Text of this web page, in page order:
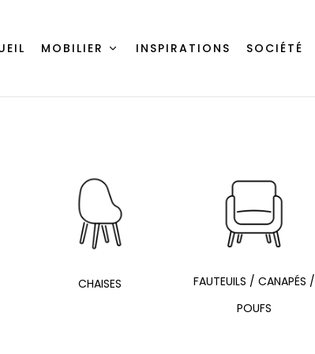
MOBILIER INSPIRATIONS SOCIÉTÉ
CHAISES
FAUTEUILS / CANAPÉS /
POUFS